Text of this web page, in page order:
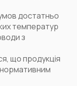
достатньо
температур
з
що продукція